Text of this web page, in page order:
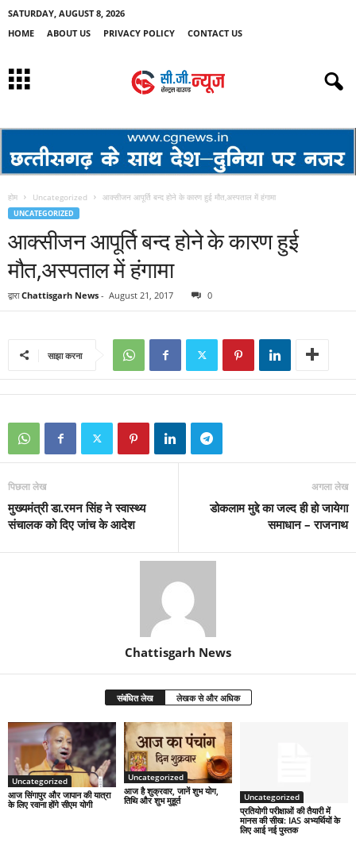
SATURDAY, AUGUST 8, 2026
HOME
ABOUT US PRIVACY POLICY CONTACT US
होम Uncategorized आक्सीजन आपूर्ति बन्द होने के कारण हुई मौत,अस्पताल में हंगामा
UNCATEGORIZED
आक्सीजन आपूर्ति बन्द होने के कारण हुई
मौत,अस्पताल में हंगामा
द्वारा Chattisgarh News - August 21, 2017 0
साझा करना
पिछला लेख
मुख्यमंत्री डा.रमन सिंह ने स्वास्थ्य
संचालक को दिए जांच के आदेश
अगला लेख
डोकलाम मुद्दे का जल्द ही हो जायेगा
समाधान – राजनाथ
Chattisgarh News
संबंधित लेख लेखक से और अधिक
Uncategorized
आज सिंगापुर और जापान की यात्रा
के लिए रवाना होंगे सीएम योगी
Uncategorized
आज है शुक्रवार, जानें शुभ योग,
तिथि और शुभ मुहूर्त
Uncategorized
प्रतियोगी परीक्षाओं की तैयारी में
मानस की सीख: IAS अभ्यर्थियों के
लिए आई नई पुस्तक